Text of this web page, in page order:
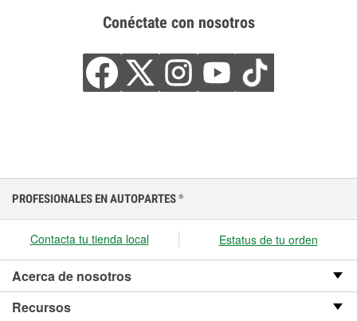
Conéctate con nosotros
PROFESIONALES EN AUTOPARTES ®
Contacta tu tienda local Estatus de tu orden
Acerca de nosotros
Recursos